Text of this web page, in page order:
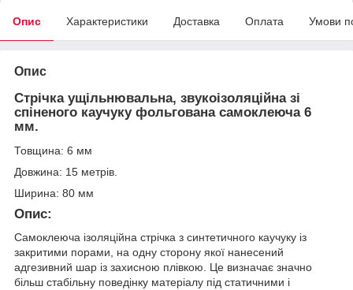
Опис Характеристики Доставка Оплата Умови
Опис
Стрічка ущільнювальна, звукоізоляційна зі
спіненого каучуку фольгована самоклеюча 6
мм.
Товщина: 6 мм
Довжина: 15 метрів.
Ширина: 80 мм
Опис:
Самоклеюча ізоляційна стрічка з синтетичного каучуку із
закритими порами, на одну сторону якої нанесений
адгезивний шар із захисною плівкою. Це визначає значно
більш стабільну поведінку матеріалу під статичними і